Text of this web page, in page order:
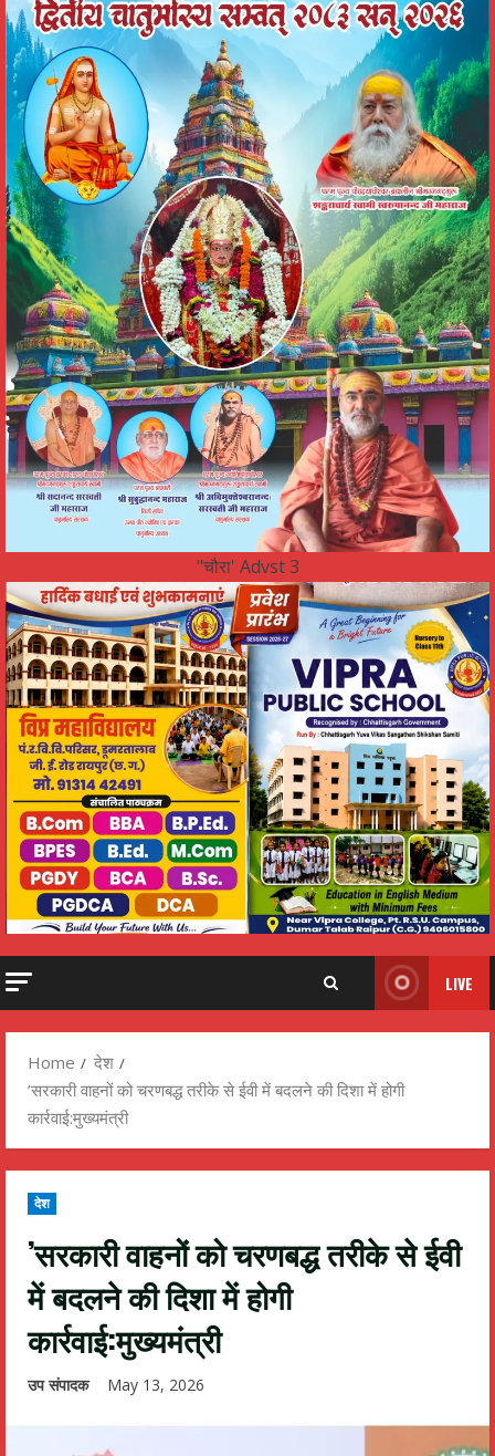
"चौरा' Advst 3
LIVE
Home
देश
’सरकारी वाहनों को चरणबद्ध तरीके से ईवी में बदलने की दिशा में होगी
कार्रवाई:मुख्यमंत्री
देश
’सरकारी वाहनों को चरणबद्ध तरीके से ईवी
में बदलने की दिशा में होगी
कार्रवाई:मुख्यमंत्री
उप संपादक May 13, 2026